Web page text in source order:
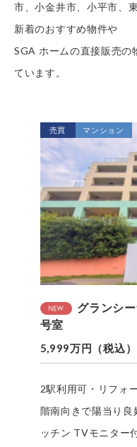
市、小金井市、小平市、
新着のおすすめ物件や
SGA ホームの直接販売の
ています。
売買 マンション
グランシ
号室
5,999万円（税込）
2駅利用可・リフォ
階南向きで陽当り良
ッチン TVモニター